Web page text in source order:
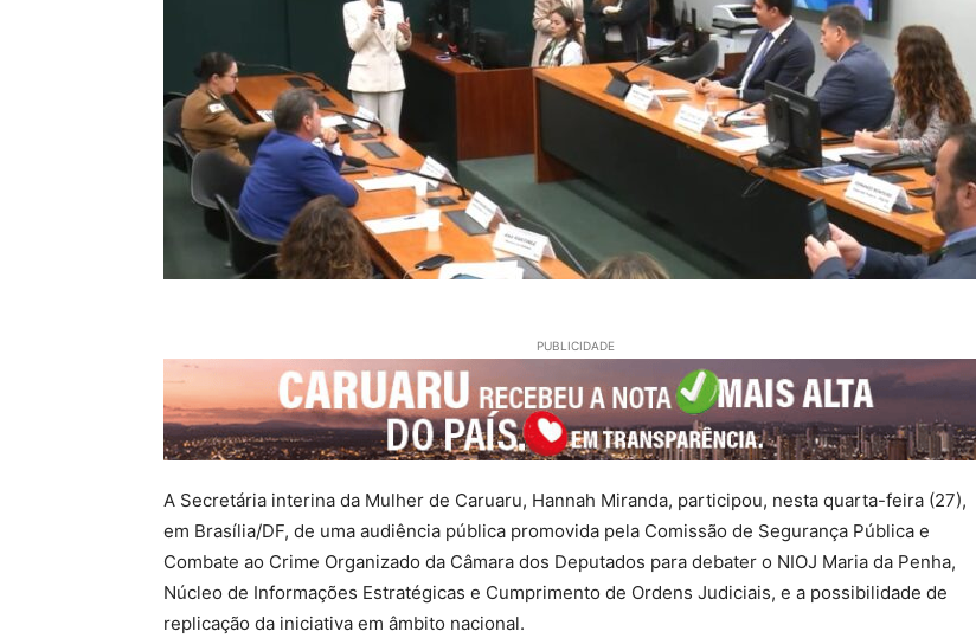
PUBLICIDADE
A Secretária interina da Mulher de Caruaru, Hannah Miranda, participou, nesta quarta-feira (27),
em Brasília/DF, de uma audiência pública promovida pela Comissão de Segurança Pública e
Combate ao Crime Organizado da Câmara dos Deputados para debater o NIOJ Maria da Penha,
Núcleo de Informações Estratégicas e Cumprimento de Ordens Judiciais, e a possibilidade de
replicação da iniciativa em âmbito nacional.